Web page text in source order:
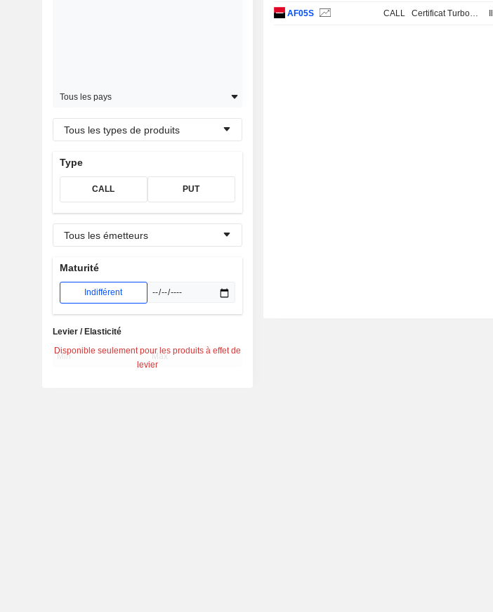
Tous les pays
Tous les types de produits
Type
CALL PUT
Tous les émetteurs
Maturité
Indifférent
Disponible seulement pour les produits à effet de
levier
Levier / Elasticité
AF05S CALL Certificat Turbo Stop Loss